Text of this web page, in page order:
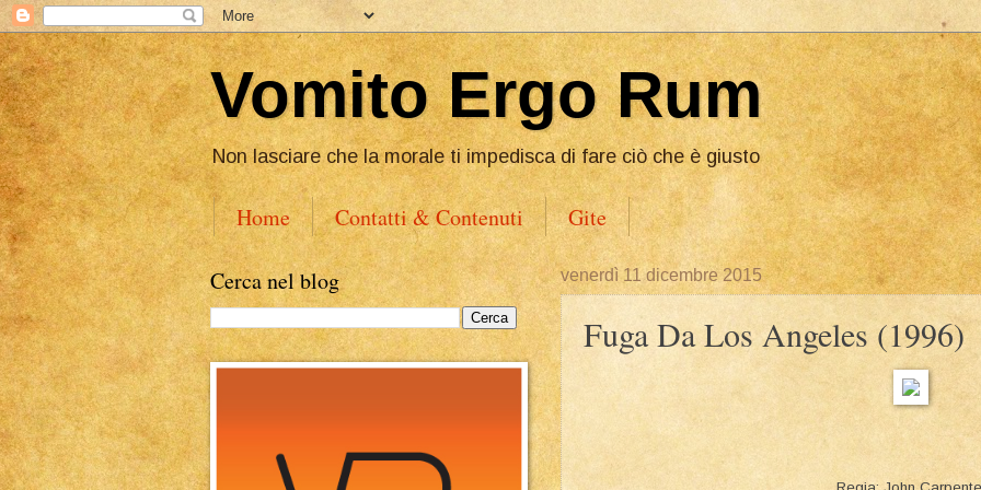
Vomito Ergo Rum
Non lasciare che la morale ti impedisca di fare ciò che è giusto
Home Contatti & Contenuti Gite
venerdì 11 dicembre 2015
Fuga Da Los Angeles (1996)
Cerca nel blog